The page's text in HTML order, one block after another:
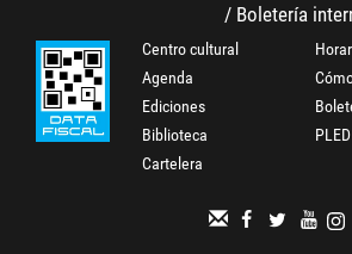
/ Boletería
Centro cultural
Agenda
Ediciones
Biblioteca
Cartelera
PLED